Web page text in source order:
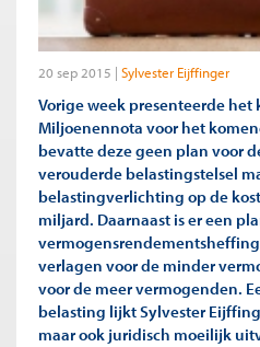
20 sep 2015 Sylvester Eijffinger
Vorige week presenteerde het
Miljoenennota voor het
bevatte deze geen plan voor
verouderde belastingstelsel
belastingverlichting op de
miljard. Daarnaast is er een
verlagen voor de minder
voor de meer vermogenden.
belasting lijkt Sylvester
maar ook juridisch moeilijk